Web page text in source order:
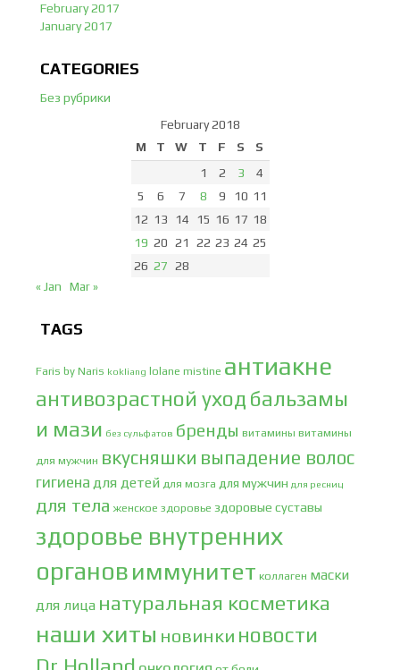
February 2017
January 2017
CATEGORIES
Без рубрики
February 2018
M
T W T F S
S
1
2 3
4
5
6 7 8 9 10 11
12 13 14 15 16 17 18
19 20 21 22 23 24 25
26 27 28
« Jan
Mar »
TAGS
Faris by Naris kokliang lolane mistine антиакне
антивозрастной уход бальзамы
и мази без сульфатов бренды витамины витамины
для мужчин вкусняшки выпадение волос
гигиена для детей для мозга для мужчин для ресниц
для тела женское здоровье здоровые суставы
здоровье внутренних
органовиммунитет коллаген маски
для лица натуральная косметика
наши хиты новинки новости